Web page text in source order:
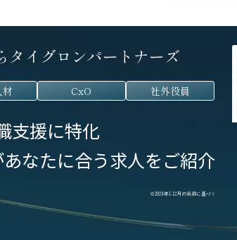
タイグロンパートナーズ
材 CxO 社外役員
支援に特化
あなたに合う求人をご紹介
※2024年1-12月の実績に基づく